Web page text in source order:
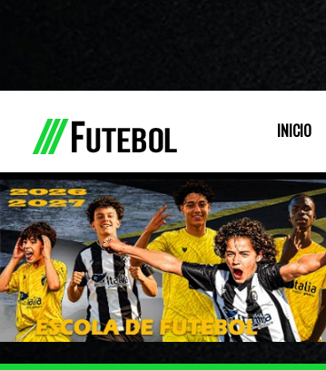
INICIO